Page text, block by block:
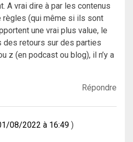
A vrai dire à par les contenus
règles (qui même si ils sont
une vrai plus value, le
des retours sur des parties
z (en podcast ou blog), il n’y a
Répondre
08/2022 à 16:49